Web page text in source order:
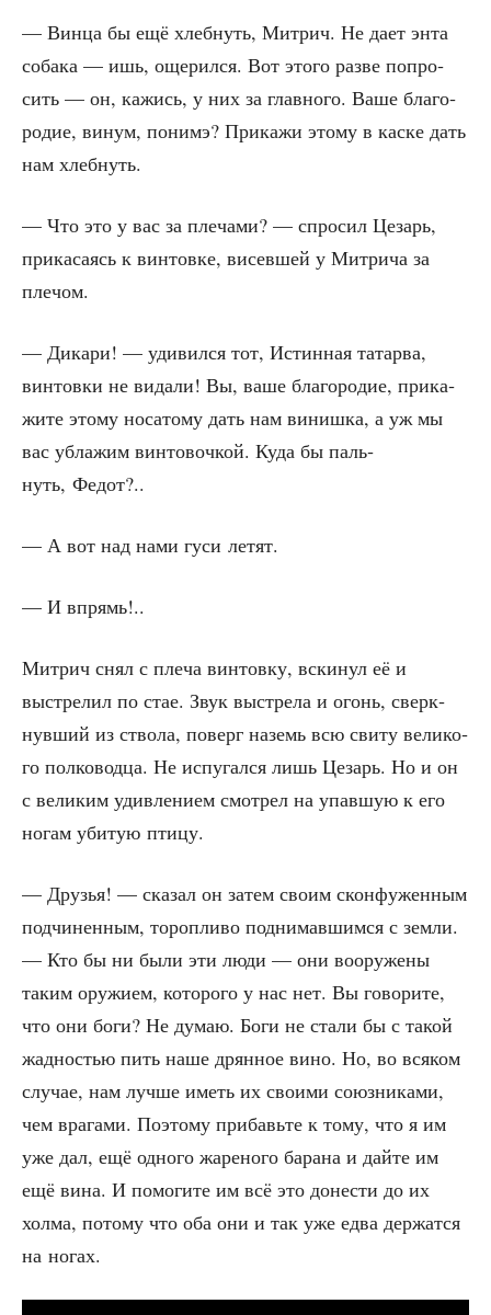
— Вин­ца бы ещё хлеб­нуть, Мит­рич. Не дает энта
соба­ка — ишь, още­рил­ся. Вот это­го раз­ве попро­
сить — он, кажись, у них за глав­но­го. Ваше бла­го­
ро­дие, винум, понимэ? При­ка­жи это­му в кас­ке дать
нам хлебнуть.
— Что это у вас за пле­ча­ми? — спро­сил Цезарь,
при­ка­са­ясь к вин­тов­ке, висев­шей у Мит­ри­ча за
плечом.
— Дика­ри! — уди­вил­ся тот, Истин­ная татар­ва,
вин­тов­ки не вида­ли! Вы, ваше бла­го­ро­дие, при­ка­
жи­те это­му носа­то­му дать нам виниш­ка, а уж мы
вас убла­жим вин­то­воч­кой. Куда бы паль­
нуть, Федот?..
— А вот над нами гуси летят.
— И впрямь!..
Мит­рич снял с пле­ча вин­тов­ку, вски­нул её и
выстре­лил по стае. Звук выстре­ла и огонь, сверк­
нув­ший из ство­ла, поверг наземь всю сви­ту вели­ко­
го пол­ко­вод­ца. Не испу­гал­ся лишь Цезарь. Но и он
с вели­ким удив­ле­ни­ем смот­рел на упав­шую к его
ногам уби­тую птицу.
— Дру­зья! — ска­зал он затем сво­им скон­фу­жен­ным
под­чи­нен­ным, тороп­ли­во под­ни­мав­шим­ся с зем­ли.
— Кто бы ни были эти люди — они воору­же­ны
таким ору­жи­ем, кото­ро­го у нас нет. Вы гово­ри­те,
что они боги? Не думаю. Боги не ста­ли бы с такой
жад­но­стью пить наше дрян­ное вино. Но, во вся­ком
слу­чае, нам луч­ше иметь их сво­и­ми союз­ни­ка­ми,
чем вра­га­ми. Поэто­му при­бавь­те к тому, что я им
уже дал, ещё одно­го жаре­но­го бара­на и дай­те им
ещё вина. И помо­ги­те им всё это доне­сти до их
хол­ма, пото­му что оба они и так уже едва дер­жат­ся
на ногах.